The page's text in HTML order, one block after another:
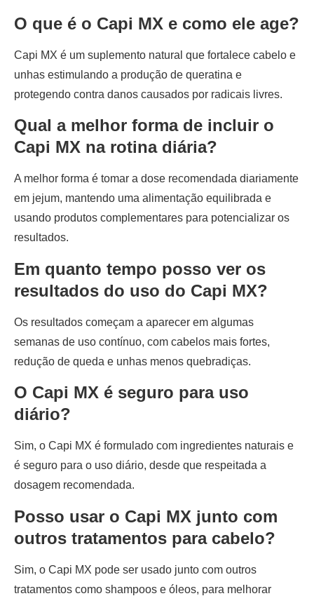
O que é o Capi MX e como ele age?
Capi MX é um suplemento natural que fortalece cabelo e
unhas estimulando a produção de queratina e
protegendo contra danos causados por radicais livres.
Qual a melhor forma de incluir o
Capi MX na rotina diária?
A melhor forma é tomar a dose recomendada diariamente
em jejum, mantendo uma alimentação equilibrada e
usando produtos complementares para potencializar os
resultados.
Em quanto tempo posso ver os
resultados do uso do Capi MX?
Os resultados começam a aparecer em algumas
semanas de uso contínuo, com cabelos mais fortes,
redução de queda e unhas menos quebradiças.
O Capi MX é seguro para uso
diário?
Sim, o Capi MX é formulado com ingredientes naturais e
é seguro para o uso diário, desde que respeitada a
dosagem recomendada.
Posso usar o Capi MX junto com
outros tratamentos para cabelo?
Sim, o Capi MX pode ser usado junto com outros
tratamentos como shampoos e óleos, para melhorar